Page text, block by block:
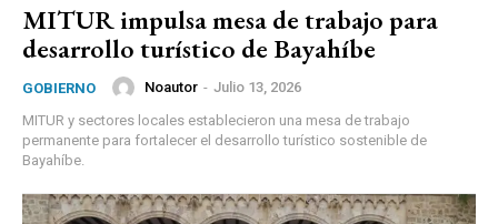
MITUR impulsa mesa de trabajo para
desarrollo turístico de Bayahíbe
GOBIERNO Noautor - Julio 13, 2026
MITUR y sectores locales establecieron una mesa de trabajo
permanente para fortalecer el desarrollo turístico sostenible de
Bayahíbe.